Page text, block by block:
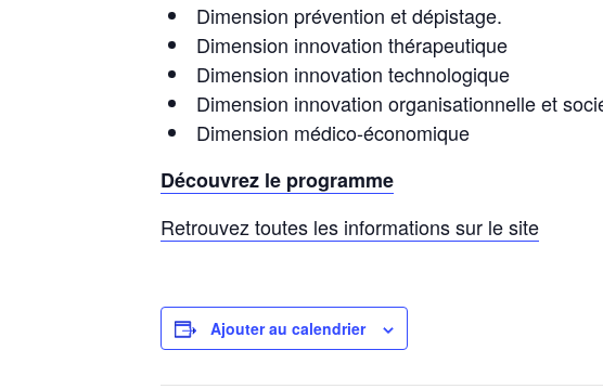
Dimension prévention et dépistage.
Dimension innovation thérapeutique
Dimension innovation technologique
Dimension innovation organisationnelle et
Dimension médico-économique
Découvrez le programme
Retrouvez toutes les informations sur le site
Ajouter au calendrier